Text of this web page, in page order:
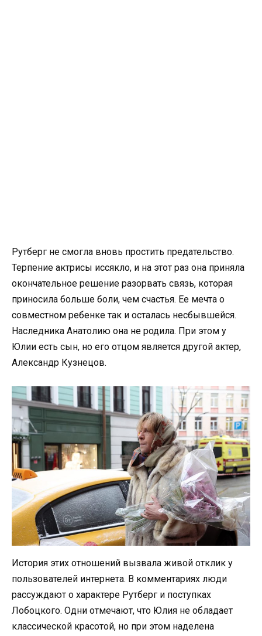
Рутберг не смогла вновь простить предательство.
Терпение актрисы иссякло, и на этот раз она приняла
окончательное решение разорвать связь, которая
приносила больше боли, чем счастья. Ее мечта о
совместном ребенке так и осталась несбывшейся.
Наследника Анатолию она не родила. При этом у
Юлии есть сын, но его отцом является другой актер,
Александр Кузнецов.
История этих отношений вызвала живой отклик у
пользователей интернета. В комментариях люди
рассуждают о характере Рутберг и поступках
Лобоцкого. Одни отмечают, что Юлия не обладает
классической красотой, но при этом наделена